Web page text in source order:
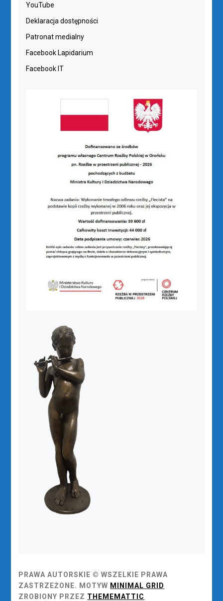
YouTube
Deklaracja dostępności
Patronat medialny
Facebook Lapidarium
Facebook IT
PRAWA AUTORSKIE © WSZELKIE PRAWA
ZASTRZEŻONE. MOTYW MINIMAL GRID
ZROBIONY PRZEZ THEMEMATTIC